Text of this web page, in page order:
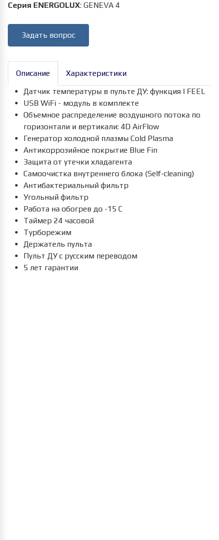
Серия ENERGOLUX: GENEVA 4
Задать вопрос
Описание
Характеристики
Датчик температуры в пульте ДУ: функция I FEEL
USB WiFi - модуль в комплекте
Объемное распределение воздушного потока по
горизонтали и вертикали: 4D AirFlow
Генератор холодной плазмы Cold Plasma
Антикоррозийное покрытие Blue Fin
Защита от утечки хладагента
Самоочистка внутреннего блока (Self-cleaning)
Антибактериальный фильтр
Угольный фильтр
Работа на обогрев до -15 С
Таймер 24 часовой
Турборежим
Держатель пульта
Пульт ДУ с русским переводом
5 лет гарантии